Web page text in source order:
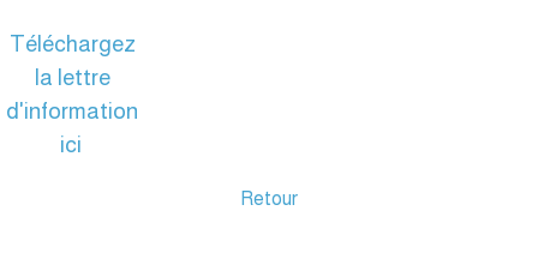
Téléchargez
la lettre
d'information
ici
Retour